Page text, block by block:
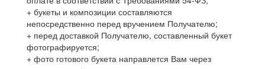
+ букеты и композиции составляются
непосредственно перед вручением Получателю;
+ перед доставкой Получателю, составленный букет
фотографируется;
+ фото готового букета направлется Вам через